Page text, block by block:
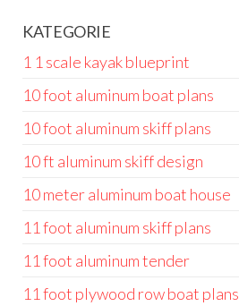
KATEGORIE
1 1 scale kayak blueprint
10 foot aluminum boat plans
10 foot aluminum skiff plans
10 ft aluminum skiff design
10 meter aluminum boat house
11 foot aluminum skiff plans
11 foot aluminum tender
11 foot plywood row boat plans